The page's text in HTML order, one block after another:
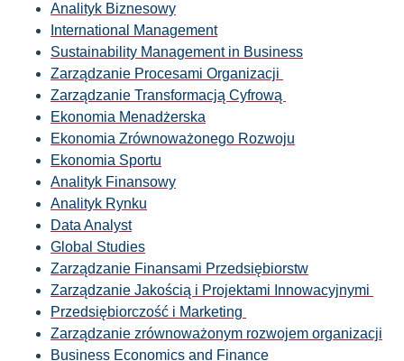
Analityk Biznesowy
International Management
Sustainability Management in Business
Zarządzanie Procesami Organizacji
Zarządzanie Transformacją Cyfrową
Ekonomia Menadżerska
Ekonomia Zrównoważonego Rozwoju
Ekonomia Sportu
Analityk Finansowy
Analityk Rynku
Data Analyst
Global Studies
Zarządzanie Finansami Przedsiębiorstw
Zarządzanie Jakością i Projektami Innowacyjnymi
Przedsiębiorczość i Marketing
Zarządzanie zrównoważonym rozwojem organizacji
Business Economics and Finance